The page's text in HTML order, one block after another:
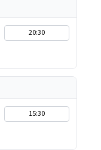
20:30
15:30